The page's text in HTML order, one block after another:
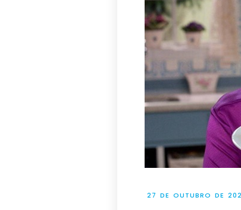
27 DE OUTUBRO DE